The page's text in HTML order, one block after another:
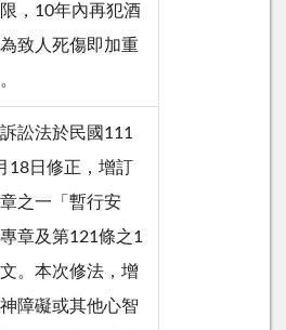
，10年內再犯酒
致人死傷即加重
訟法於民國111
18日修正，增訂
之一「暫行安
章及第121條之1
。本次修法，增
障礙或其他心智